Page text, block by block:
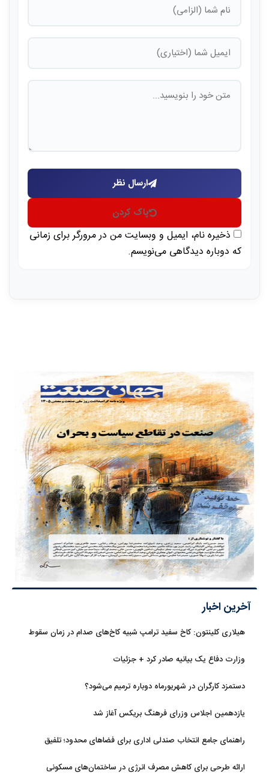
ارسال نظر
پاک کردن
ذخیره نام، ایمیل و وبسایت من در مرورگر برای زمانی
که دوباره دیدگاهی می‌نویسم.
آخرین اخبار
هیلاری کلینتون: کاخ سفید ترامپ شبیه کاخ‌های صدام در زمان سقوط
وزارت دفاع یک بیانیه صادر کرد + جزئیات
دستمزد کارگران در شهریورماه دوباره ترمیم می‌شود؟
یازدهمین اجلاس وزرای فرهنگ بریکس آغاز شد
راهنمای جامع انتخاب صندلی اداری برای فضاهای محدود؛ تلفیق
ارائه طرحی برای کاهش مصرف انرژی در ساختمان‌های مسکونی